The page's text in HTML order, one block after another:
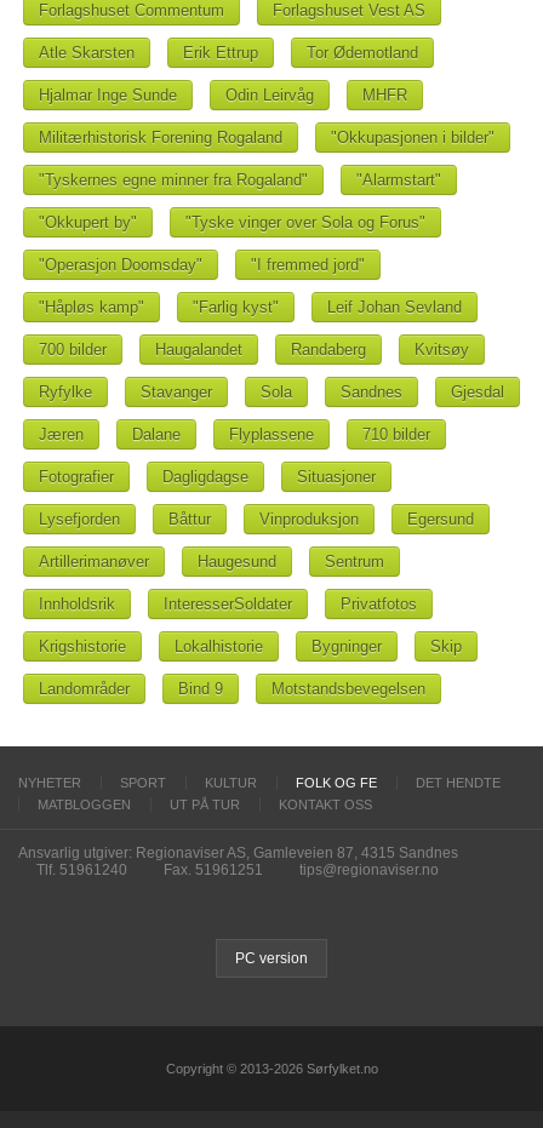
Forlagshuset Commentum Forlagshuset Vest AS
Atle Skarsten Erik Ettrup Tor Ødemotland
Hjalmar Inge Sunde Odin Leirvåg MHFR
Militærhistorisk Forening Rogaland "Okkupasjonen i bilder"
"Tyskernes egne minner fra Rogaland" "Alarmstart"
"Okkupert by" "Tyske vinger over Sola og Forus"
"Operasjon Doomsday" "I fremmed jord"
"Håpløs kamp" "Farlig kyst" Leif Johan Sevland
700 bilder Haugalandet Randaberg Kvitsøy
Ryfylke Stavanger Sola Sandnes Gjesdal
Jæren Dalane Flyplassene 710 bilder
Fotografier Dagligdagse Situasjoner
Lysefjorden Båttur Vinproduksjon Egersund
Artillerimanøver Haugesund Sentrum
Innholdsrik InteresserSoldater Privatfotos
Krigshistorie Lokalhistorie Bygninger Skip
Landområder Bind 9 Motstandsbevegelsen
NYHETER SPORT KULTUR FOLK OG FE
DET HENDTE
MATBLOGGEN
UT PÅ TUR KONTAKT OSS
Ansvarlig utgiver: Regionaviser AS, Gamleveien 87, 4315 Sandnes
Tlf. 51961240
Fax. 51961251 tips@regionaviser.no
PC version
Copyright © 2013-2026 Sørfylket.no